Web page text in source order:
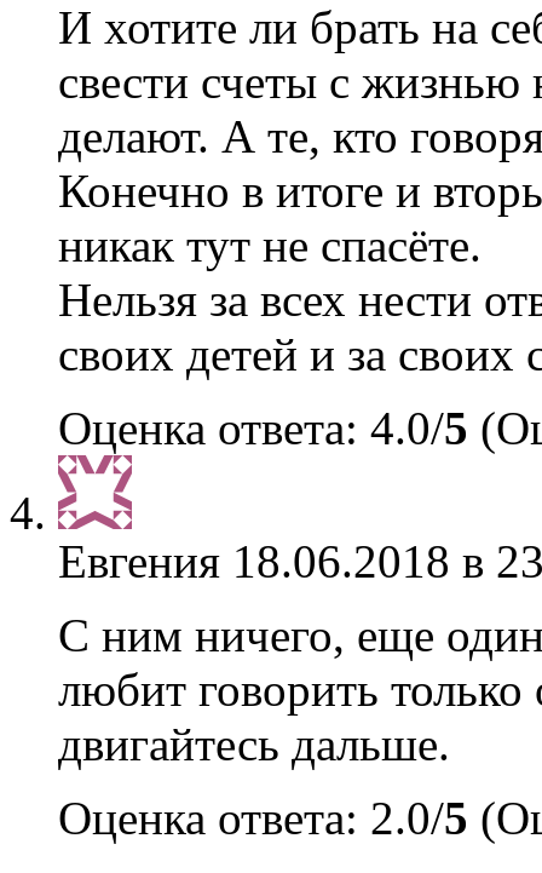
И хотите ли брать на
свести счеты с жизнью
делают. А те, кто
Конечно в итоге и
никак тут не спасёте.
Нельзя за всех нести
своих детей и за своих
Оценка ответа: 4.0/5
Евгения 18.06.2018 в
С ним ничего, еще
любит говорить только
двигайтесь дальше.
Оценка ответа: 2.0/5